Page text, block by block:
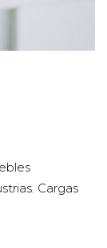
Cargas